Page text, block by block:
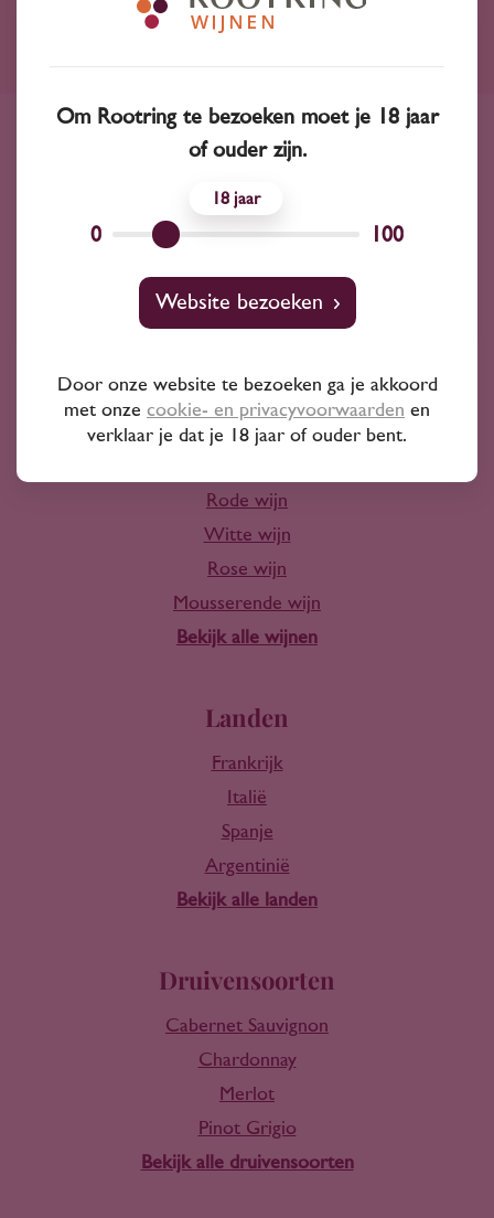
Advies nodig?
Wij kunnen je altijd adviseren
10+ jaar ervaring
Wijn
Rode wijn
Witte wijn
Rose wijn
Mousserende wijn
Bekijk alle wijnen
Landen
Frankrijk
Italië
Spanje
Argentinië
Bekijk alle landen
Druivensoorten
Cabernet Sauvignon
Chardonnay
Merlot
Pinot Grigio
Bekijk alle druivensoorten
Om Rootring te bezoeken moet je 18 jaar
of ouder zijn.
0
18
100
Website bezoeken
Door onze website te bezoeken ga je akkoord
met onze cookie- en privacyvoorwaarden en
verklaar je dat je 18 jaar of ouder bent.